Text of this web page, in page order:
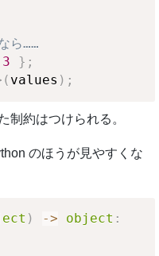
ら……
3 } ;
( values ) ;
制約はつけられる。
のほうが見やすくな
) -> object :